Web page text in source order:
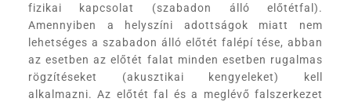
fizikai kapcsolat (szabadon álló előtétfal).
Amennyiben a helyszíni adottságok miatt nem
lehetséges a szabadon álló előtét falépí tése, abban
az esetben az előtét falat minden esetben rugalmas
rögzítéseket (akusztikai kengyeleket) kell
alkalmazni. Az előtét fal és a meglévő falszerkezet